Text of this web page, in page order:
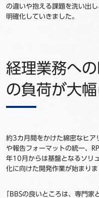
の違いや抱える課題を洗い出
明確化していきました。
経理業務へ
の負荷が大
約3カ月間をかけた綿密なヒア
や報告フォーマットの統一、
年10月からは基盤となるソリ
化に向けた開発作業が始まりま
｢BBSの良いところは、専門